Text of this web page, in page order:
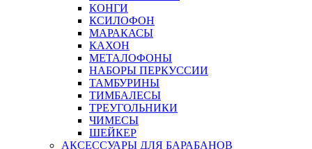
КОНГИ
КСИЛОФОН
МАРАКАСЫ
КАХОН
МЕТАЛОФОНЫ
НАБОРЫ ПЕРКУССИИ
ТАМБУРИНЫ
ТИМБАЛЕСЫ
ТРЕУГОЛЬНИКИ
ЧИМЕСЫ
ШЕЙКЕР
АКСЕССУАРЫ ДЛЯ БАРАБАНОВ